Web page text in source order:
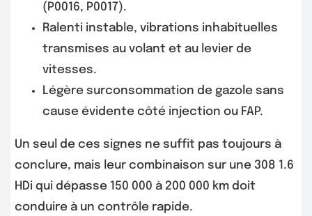
(P0016, P0017).
Ralenti instable, vibrations inhabituelles
transmises au volant et au levier de
vitesses.
Légère surconsommation de gazole sans
cause évidente côté injection ou FAP.
Un seul de ces signes ne suffit pas toujours à
conclure, mais leur combinaison sur une 308 1.6
HDi qui dépasse 150 000 à 200 000 km doit
conduire à un contrôle rapide.